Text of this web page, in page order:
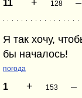
11 + 128 –
Я так хочу,
бы началось!
погода
1 + 153 –